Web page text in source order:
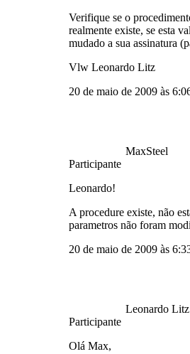
Verifique se o
realmente existe, se esta
mudado a sua assinatura
Vlw Leonardo Litz
20 de maio de 2009 às
MaxSteel
Participante
Leonardo!
A procedure existe, não
parametros não foram
20 de maio de 2009 às
Leonardo Litz
Participante
Olá Max,